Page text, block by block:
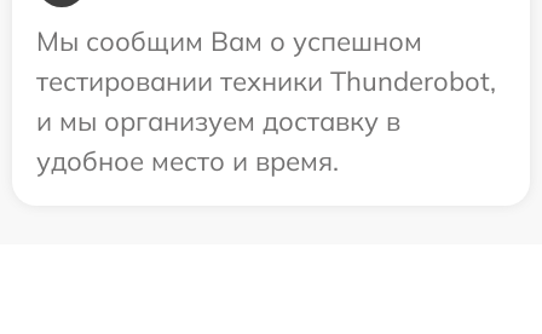
Мы сообщим Вам о успешном
тестировании техники Thunderobot,
и мы организуем доставку в
удобное место и время.